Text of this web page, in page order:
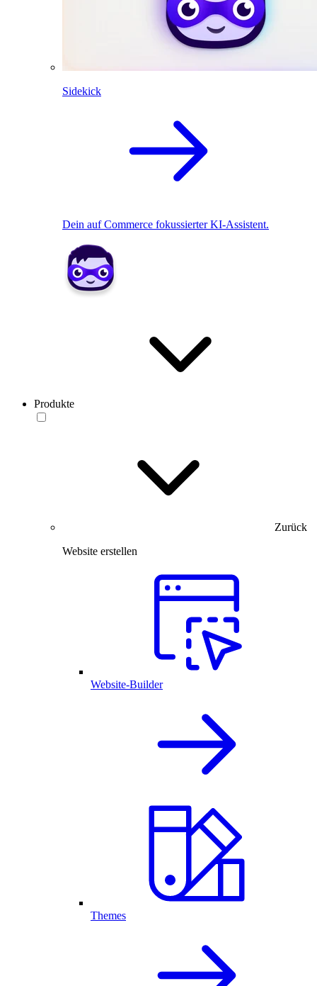
Sidekick
Dein auf Commerce fokussierter KI-Assistent.
Produkte
Zurück
Website erstellen
Website-Builder
Themes